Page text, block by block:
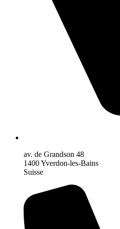
av. de Grandson 48
1400 Yverdon-les-Bains
Suisse